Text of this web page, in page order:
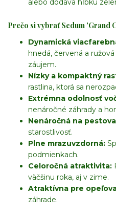
alebo dodáva hĺbku
Prečo si vybrať Sedum 'Grand
Dynamická
hnedá, červená a
záujem.
Nízky a kompaktný
rastlina, ktorá sa
Extrémna odolnosť
nenáročné záhrady a
Nenáročná na
starostlivosť.
Plne mrazuvzdorná:
podmienkach.
Celoročná atraktivita:
väčšinu roka, aj v zime.
Atraktívna pre
záhrade.